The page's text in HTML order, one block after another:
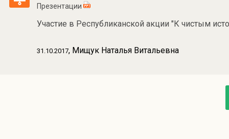
Презентации
Участие в Республиканской акции "К чистым
31.10.2017, Мищук Наталья Витальевна